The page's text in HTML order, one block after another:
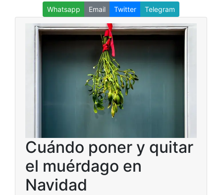
Whatsapp Email Twitter Telegram
Cuándo poner y quitar
el muérdago en
Navidad